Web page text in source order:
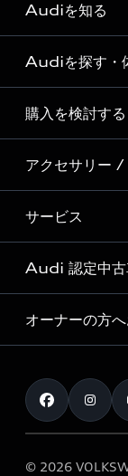
Audiを知る
Audi ブランド
Story of Progress
Audi Sport
Formula 1®
デジタルサービス
Audiを探す・
ディーラー検索
新車在庫検索
試乗車・展示車
見積り依頼
試乗予約
購入を検討する
モデル一覧
特別仕様モデル /
e-tronラインア
価格シミュレー
車両比較
カタログ一覧
アクセサリー /
純正アクセサリー
オンラインショッ
Audi collection
アウディナビア
サービス
サービス入庫予約
サービスプログラ
メンテナンス
車検 / 定期点検
e-tronアフター
Audi 認定中古
Audi認定中古車
クオリティ
保証
メンテナンス
オーナーの方
お知らせ
オーナー様向けキ
© 2026